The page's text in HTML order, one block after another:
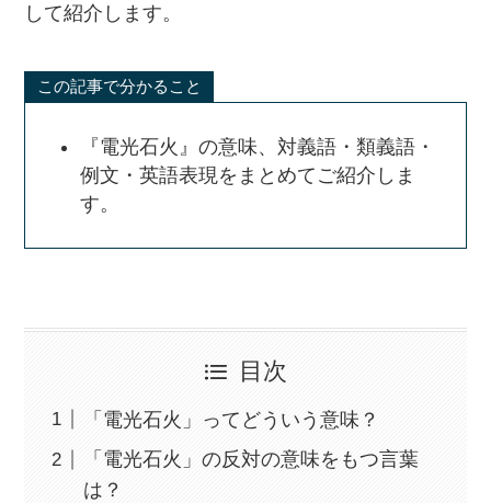
して紹介します。
この記事で分かること
『電光石火』の意味、対義語・類義語・
例文・英語表現をまとめてご紹介しま
す。
目次
「電光石火」ってどういう意味？
「電光石火」の反対の意味をもつ言葉
は？